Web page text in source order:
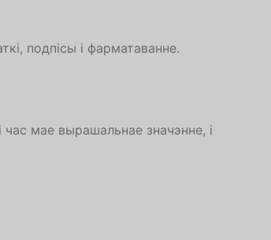
подпісы і фарматаванне.
мае вырашальнае значэнне, і